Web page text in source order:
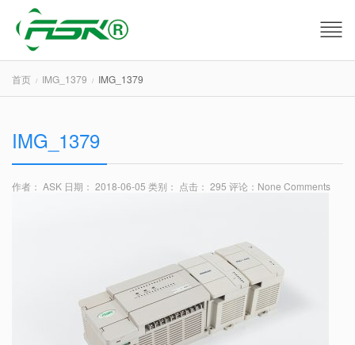
首页 IMG_1379 IMG_1379
IMG_1379
作者： ASK 日期： 2018-06-05 类别： 点击： 295 评论： None Comments